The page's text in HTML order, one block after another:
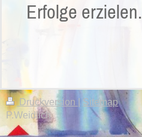
Erfolge erzielen.
Druckversion
Sitemap
P.Weidlich